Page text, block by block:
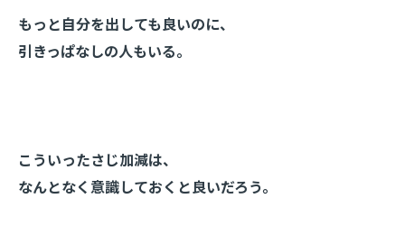
もっと自分を出しても良いのに、
引きっぱなしの人もいる。
こういったさじ加減は、
なんとなく意識しておくと良いだろう。